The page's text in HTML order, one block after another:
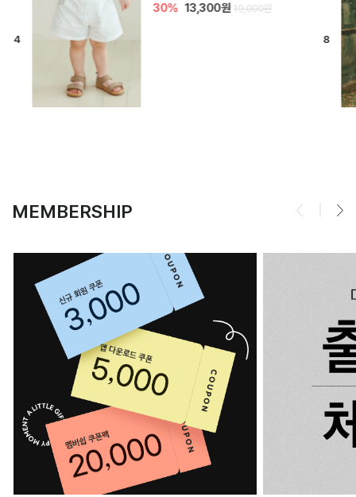
20% 16,000원 20,000원
MEMBERSHIP